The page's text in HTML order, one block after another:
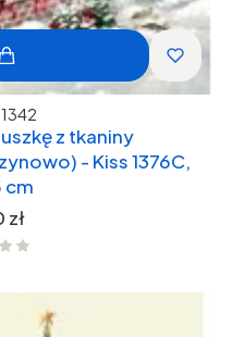
z tkaniny
- Kiss 1376C,
cm
zł